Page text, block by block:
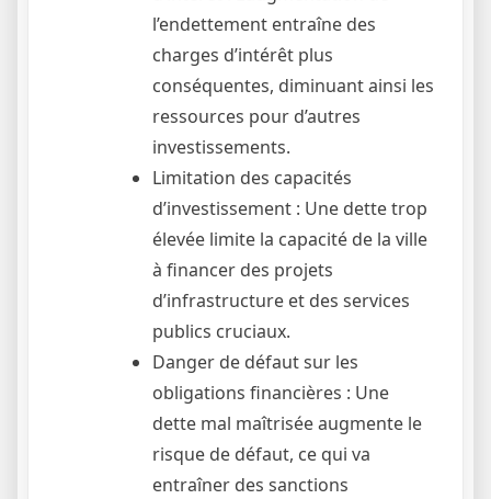
l’endettement entraîne des
charges d’intérêt plus
conséquentes, diminuant ainsi les
ressources pour d’autres
investissements.
Limitation des capacités
d’investissement : Une dette trop
élevée limite la capacité de la ville
à financer des projets
d’infrastructure et des services
publics cruciaux.
Danger de défaut sur les
obligations financières : Une
dette mal maîtrisée augmente le
risque de défaut, ce qui va
entraîner des sanctions